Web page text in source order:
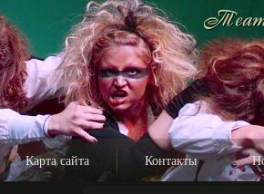
Карта сайта Контакты